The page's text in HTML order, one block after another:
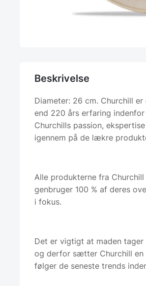
Beskrivelse
Diameter: 26 cm. Churchill
end 220 års erfaring
Churchills passion,
igennem på de lækre
Alle produkterne fra
genbruger 100 % af deres
i fokus.
Det er vigtigt at maden
og derfor sætter Churchill
følger de seneste trends